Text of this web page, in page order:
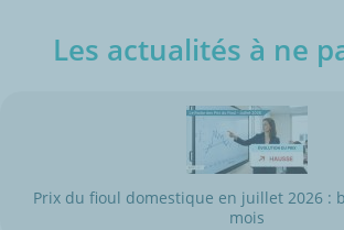
Les actualités à ne
Prix du fioul domestique en juillet 2026 :
mois